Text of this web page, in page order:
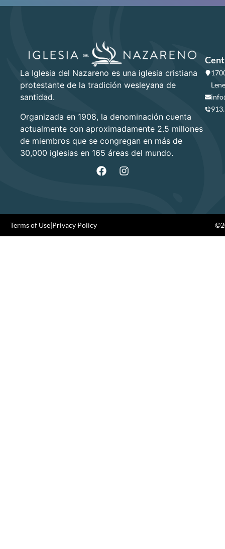
La Iglesia del Nazareno es una iglesia cristiana
protestante de la tradición wesleyana de
santidad.
Organizada en 1908, la denominación cuenta
actualmente con aproximadamente 2.5 millones
de miembros que se congregan en más de
30,000 iglesias en 165 áreas del mundo.
Terms of Use|Privacy Policy